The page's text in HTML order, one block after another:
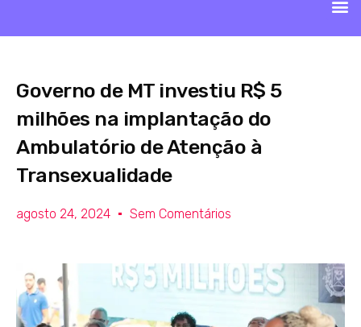
Governo de MT investiu R$ 5
milhões na implantação do
Ambulatório de Atenção à
Transexualidade
agosto 24, 2024 Sem Comentários